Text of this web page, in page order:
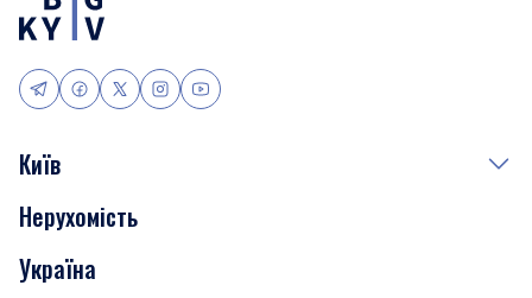
Київ
Події
Скандали
Нерухомість
Україна